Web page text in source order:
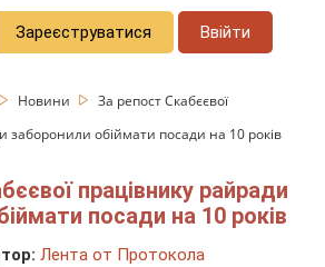
Зареєструватися Ввійти
Новини
За репост Скабєєвої
заборонили обіймати посади на 10 років
працівнику райради
посади на 10 років
Лента от Протокола